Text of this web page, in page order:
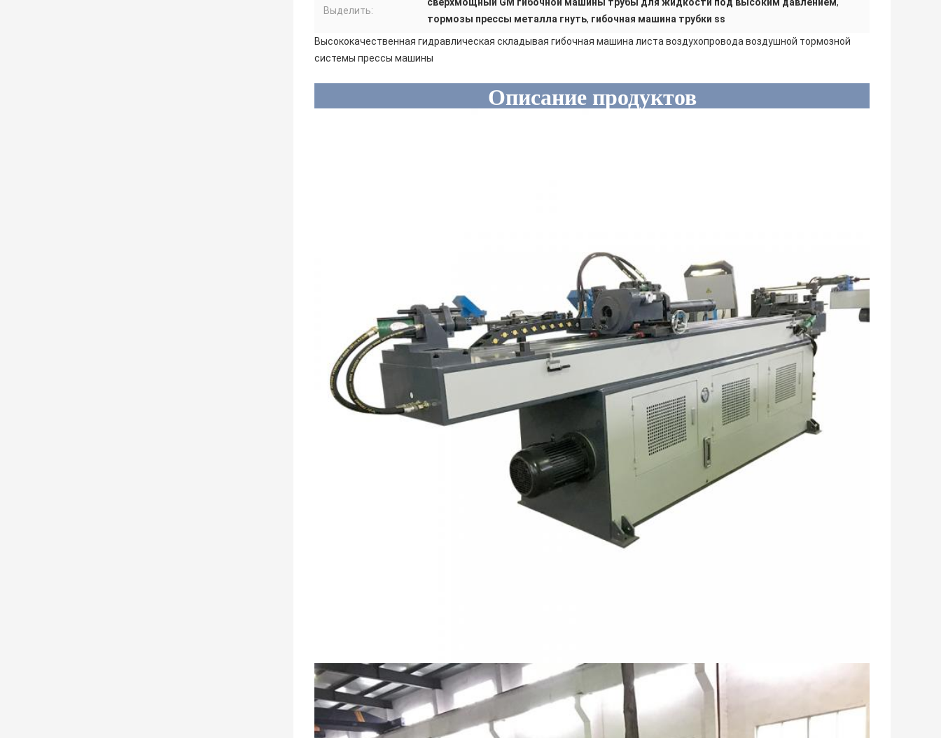
Выделить:
тормозы прессы металла гнуть, гибочная машина трубки ss
Высококачественная гидравлическая складывая гибочная машина листа воздухопровода воздушной тормозной
системы прессы машины
Описание продуктов